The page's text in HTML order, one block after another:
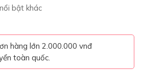
bật khác
hàng lớn 2.000.000 vnđ
toàn quốc.